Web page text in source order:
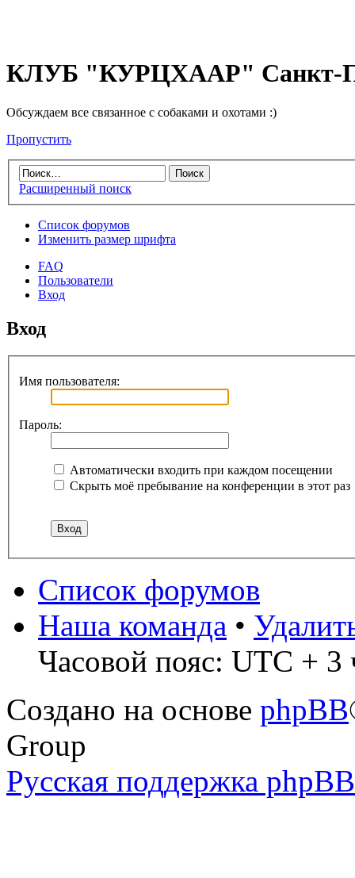
КЛУБ "КУРЦХААР" Санкт-
Обсуждаем все связанное с собаками и охотами :)
Пропустить
Расширенный поиск
Список форумов
Изменить размер шрифта
FAQ
Пользователи
Вход
Вход
Имя пользователя:
Пароль:
Автоматически входить при каждом посещении
Скрыть моё пребывание на конференции в этот раз
Список форумов
Наша команда •
Часовой пояс: UTC + 3
Создано на основе phpBB
Group
Русская поддержка phpBB